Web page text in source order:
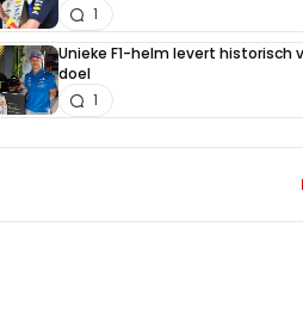
1
Unieke F1-helm levert historisch
doel
1